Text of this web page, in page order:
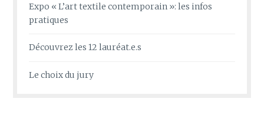
Expo « L’art textile contemporain »: les infos
pratiques
Découvrez les 12 lauréat.e.s
Le choix du jury